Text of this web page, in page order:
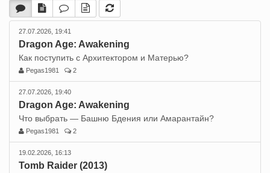
27.07.2026, 19:41
Dragon Age: Awakening
Как поступить с Архитектором и Матерью?
Pegas1981 2
27.07.2026, 19:40
Dragon Age: Awakening
Что выбрать — Башню Бдения или Амарантайн?
Pegas1981 2
19.02.2026, 16:13
Tomb Raider (2013)